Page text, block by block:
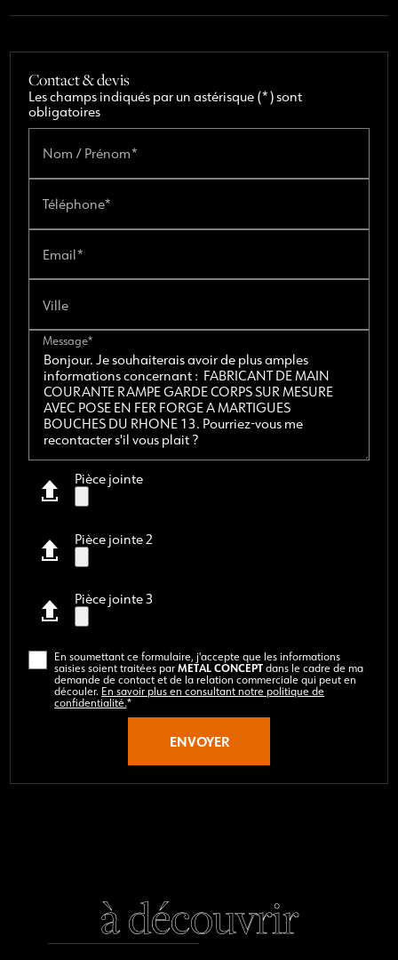
Contact & devis
Les champs indiqués par un astérisque (*) sont
obligatoires
Nom / Prénom*
Téléphone*
Email*
Ville
Message*
Pièce jointe
Pièce jointe 2
Pièce jointe 3
En soumettant ce formulaire, j'accepte que les informations
saisies soient traitées parMETAL CONCEPT dans le cadre de ma
demande de contact et de la relation commerciale qui peut en
découler. En savoir plus en consultant notre politique de
confidentialité.*
à découvrir
à découvrir